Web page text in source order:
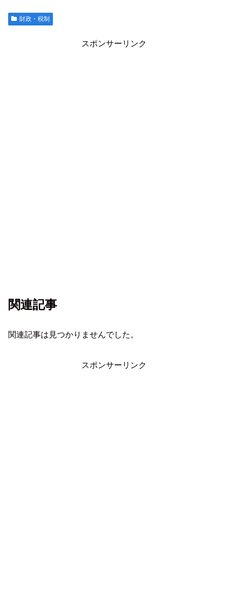
財政・税制
スポンサーリンク
関連記事
関連記事は見つかりませんでした。
スポンサーリンク